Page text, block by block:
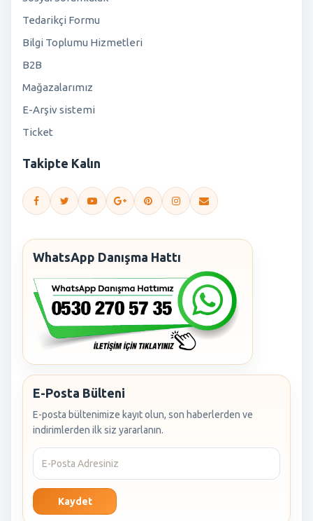
Tedarikçi Formu
Bilgi Toplumu Hizmetleri
B2B
Mağazalarımız
E-Arşiv sistemi
Ticket
Takipte Kalın
WhatsApp Danışma Hattı
E-Posta Bülteni
E-posta bültenimize kayıt olun, son haberlerden ve
indirimlerden ilk siz yararlanın.
Kaydet